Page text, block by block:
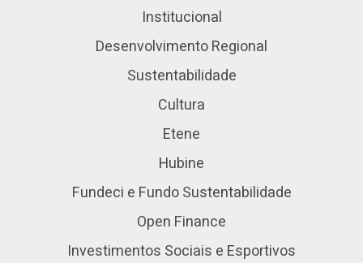
Institucional
Desenvolvimento Regional
Sustentabilidade
Cultura
Etene
Hubine
Fundeci e Fundo Sustentabilidade
Open Finance
Investimentos Sociais e Esportivos